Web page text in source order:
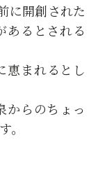
に開創された
あるとされる
恵まれるとし
からのちょっ
。